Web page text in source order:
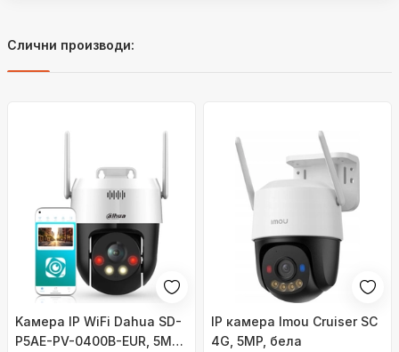
Слични производи:
Kамера IP WiFi Dahua SD-
P5AE-PV-0400B-EUR, 5MP,
IP камера Imou Cruiser SC
4G, 5MP, бела